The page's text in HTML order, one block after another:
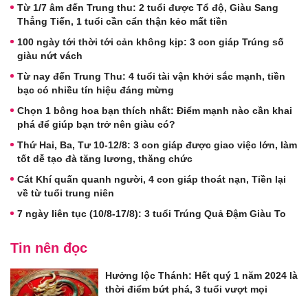
Từ 1/7 âm đến Trung thu: 2 tuổi được Tổ độ, Giàu Sang
Thẳng Tiến, 1 tuổi cần cẩn thận kẻo mất tiền
100 ngày tới thời tới cản không kịp: 3 con giáp Trúng số
giàu nứt vách
Từ nay đến Trung Thu: 4 tuổi tài vận khởi sắc mạnh, tiền
bạc có nhiều tín hiệu đáng mừng
Chọn 1 bông hoa bạn thích nhất: Điểm mạnh nào cần khai
phá để giúp bạn trở nên giàu có?
Thứ Hai, Ba, Tư 10-12/8: 3 con giáp được giao việc lớn, làm
tốt dễ tạo đà tăng lương, thăng chức
Cát Khí quấn quanh người, 4 con giáp thoát nạn, Tiền lại
về từ tuổi trung niên
7 ngày liên tục (10/8-17/8): 3 tuổi Trúng Quả Đậm Giàu To
Tin nên đọc
Hưởng lộc Thánh: Hết quý 1 năm 2024 là
thời điểm bứt phá, 3 tuổi vượt mọi